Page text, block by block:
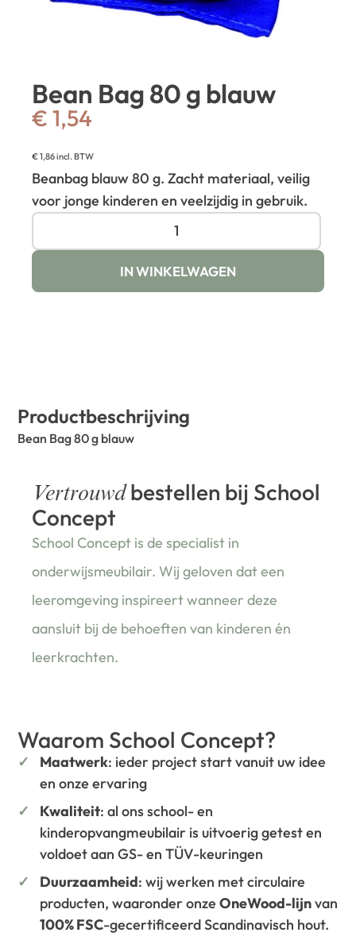
Bean Bag 80 g blauw
€ 1,54
€1,86incl. BTW
Beanbag blauw 80 g. Zacht materiaal, veilig
voor jonge kinderen en veelzijdig in gebruik.
IN WINKELWAGEN
Productbeschrijving
Bean Bag 80 g blauw
Vertrouwdbestellen bij School
Concept
School Concept is de specialist in
onderwijsmeubilair. Wij geloven dat een
leeromgeving inspireert wanneer deze
aansluit bij de behoeften van kinderen én
leerkrachten.
Waarom School Concept?
Maatwerk: ieder project start vanuit uw idee
en onze ervaring
Kwaliteit: al ons school- en
kinderopvangmeubilair is uitvoerig getest en
voldoet aan GS- en TÜV-keuringen
Duurzaamheid: wij werken met circulaire
producten, waaronder onzeOneWood-lijnvan
100% FSC-gecertificeerd Scandinavisch hout.